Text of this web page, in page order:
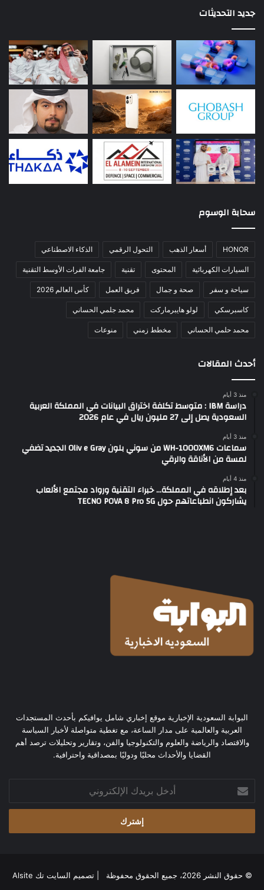
جديد التحديثات
سحابة الوسوم
HONOR أسعار الذهب التحول الرقمي الذكاء الاصطناعي
السيارات الكهربائية المحتوى تقنية جامعة الفرات الأوسط التقنية
سياحة و سفر صحة و جمال فريق العمل كأس العالم 2026
كاسبرسكي لولو هايبرماركت محمد جلمي الحساني
محمد حلمي الحساني مخطط زمني منوعات
أحدث المقالات
منذ 3 أيام
دراسة IBM : متوسط تكلفة اختراق البيانات في المملكة العربية
السعودية يصل إلى 27 مليون ريال في عام 2026
منذ 3 أيام
سماعات WH-1000XM6 من سوني بلون Oliv e Gray الجديد تضفي
لمسة من الأناقة والرقي
منذ 4 أيام
بعد إطلاقه في المملكة… خبراء التقنية ورواد مجتمع الألعاب
يشاركون انطباعاتهم حول TECNO POVA 8 Pro 5G
البوابة السعودية الإخبارية موقع إخباري شامل يوافيكم بأحدث المستجدات
العربية والعالمية على مدار الساعة، مع تغطية متواصلة لأخبار السياسة
والاقتصاد والرياضة والعلوم والتكنولوجيا والفن، وتقارير وتحليلات ترصد أهم
القضايا والأحداث محليًا ودوليًا بمصداقية واحترافية.
بريدك
الإلكتروني
© حقوق النشر 2026، جميع الحقوق محفوظة | تصميم
السايت تك Alsite